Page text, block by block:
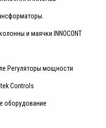
и маячки INNOCONT
Регуляторы мощности
Controls
оборудование